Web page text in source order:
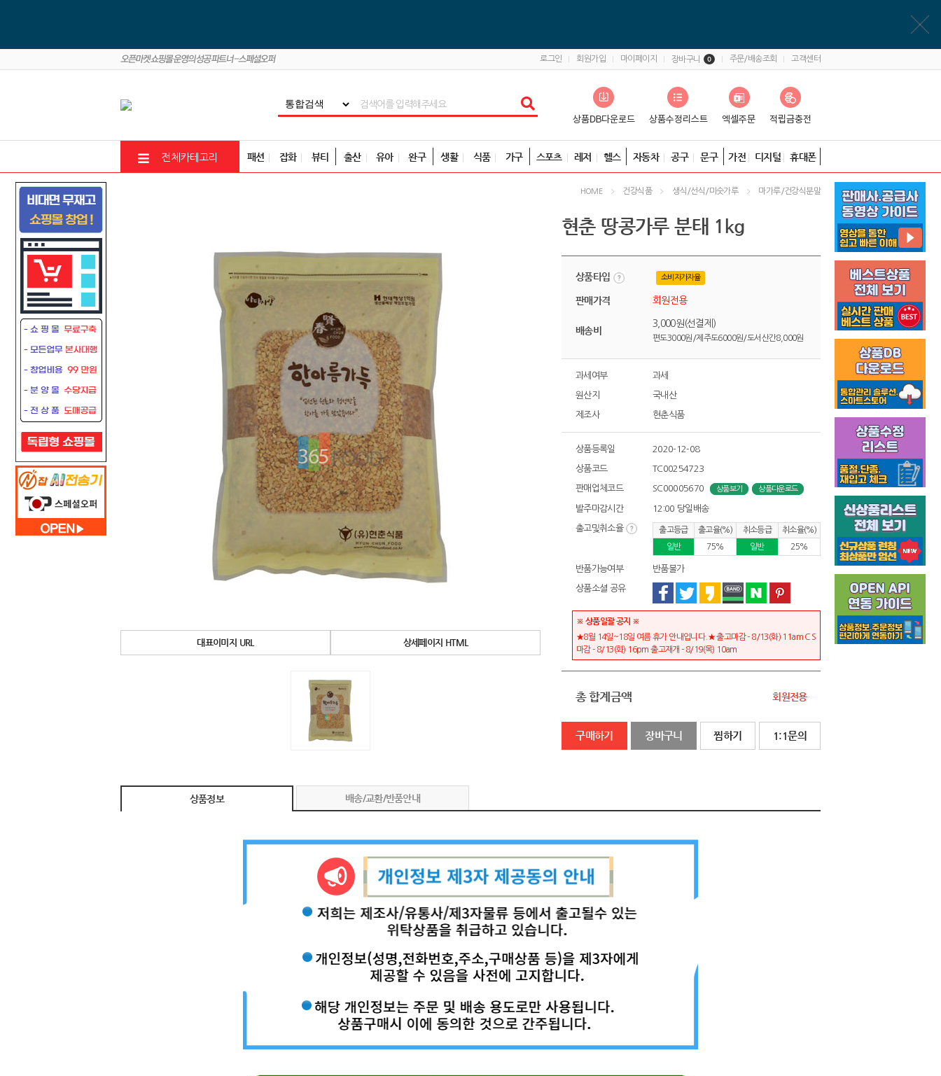
로그인 회원가입 마이페이지 장바구니 0 주문/배송조회 고객센터
전체카테고리 패션 잡화 뷰티 출산 유아 완구 생활 식품 가구 스포츠 레저 헬스 자동차 공구 문구 가전 디지털 휴대폰
HOME 건강식품 생식/선식/미숫가루 마가루/건강식분말
대표이미지 URL 상세페이지 HTML
현춘 땅콩가루 분태 1kg
상품타입 소비자가자율
판매가격 회원전용
배송비
3,000원(선결제)
편도3000원/제주도6000원/도서산간8,000원
과세여부 과세
원산지 국내산
제조사 현춘식품
상품등록일 2020-12-08
상품코드 TC00254723
판매업체코드 SC00005670 상품보기 상품다운로드
발주마감시간 12:00 당일배송
출고및취소율 출고등급 출고율(%) 취소등급
취소율(%)
일반
75% 일반 25%
반품가능여부 반품불가
상품소셜 공유
※ 상품일괄 공지 ※
★8월 14일~18일 여름 휴가 안내입니다.★ 출고마감 - 8/13(화) 11am C S
마감 - 8/13(화) 16pm 출고재개 - 8/19(목) 10am
총 합계금액 회원전용
구매하기 장바구니 찜하기 1:1문의
상품정보 배송/교환/반품안내